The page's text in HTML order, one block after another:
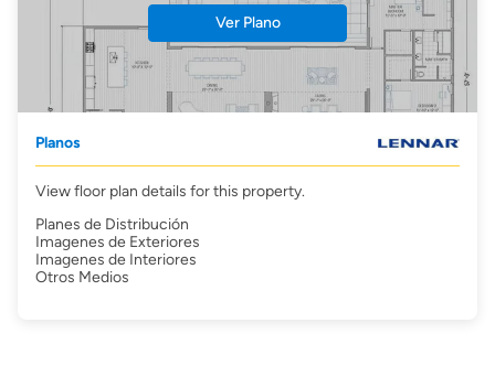
Ver Plano
Planos
View floor plan details for this property.
Planes de Distribución
Imagenes de Exteriores
Imagenes de Interiores
Otros Medios